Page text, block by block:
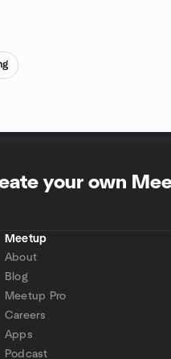
your own
Meetup
About
Blog
Meetup Pro
Careers
Apps
Podcast